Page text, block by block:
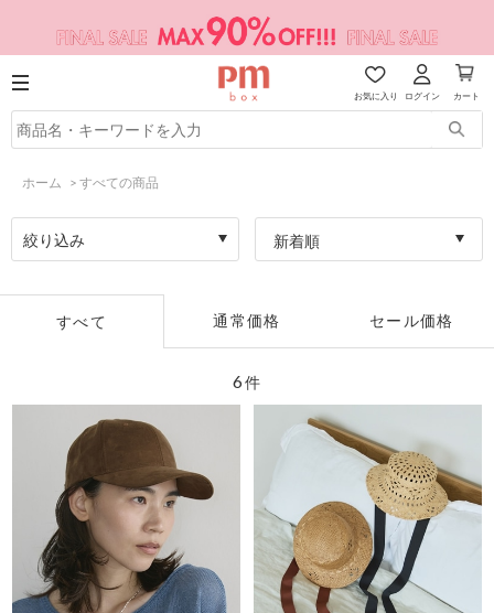
お気に入り ログイン カート
ホーム > すべての商品
絞り込み 新着順
すべて 通常価格 セール価格
6件